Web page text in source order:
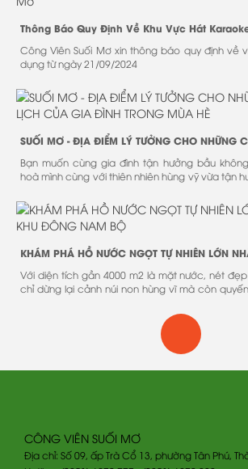
Thông Báo Quy Định Về Khu Vực Hát
Công Viên Suối Mơ xin thông báo quy định về
dụng từ ngày 21/09/2024
Bạn muốn cùng gia đình tận hưởng bầu
hoà mình cùng với thiên nhiên hùng vỹ vừa tận
Với diện tích gần 4000 m2 là mặt nước, nét
chỉ dừng lại cảnh núi non hùng vĩ mà còn
CÔNG VIÊN SUỐI MƠ
Địa chỉ: Số 09, ấp Trà Cổ 13, phường Tân Phú,